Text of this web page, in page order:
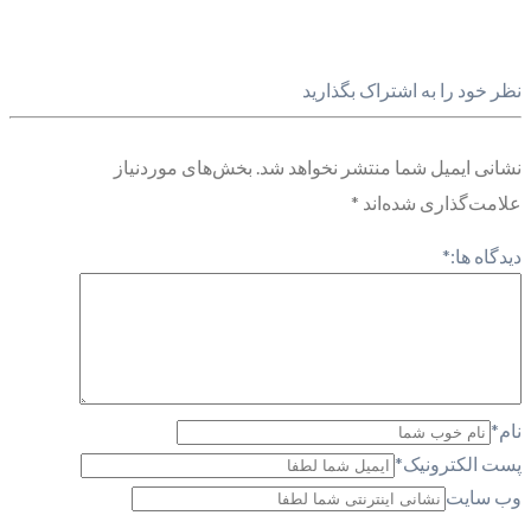
نظر خود را به اشتراک بگذارید
نشانی ایمیل شما منتشر نخواهد شد. بخش‌های موردنیاز
علامت‌گذاری شده‌اند *
دیدگاه ها:*
نام*
پست الکترونیک*
وب سایت